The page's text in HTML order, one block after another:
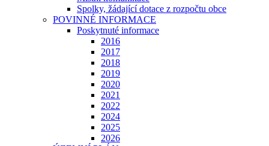
Spolky, žádající dotace z rozpočtu obce
POVINNÉ INFORMACE
Poskytnuté informace
2016
2017
2018
2019
2020
2021
2022
2024
2025
2026